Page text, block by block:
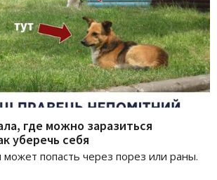
где можно заразиться
уберечь себя
может попасть через порез или раны.